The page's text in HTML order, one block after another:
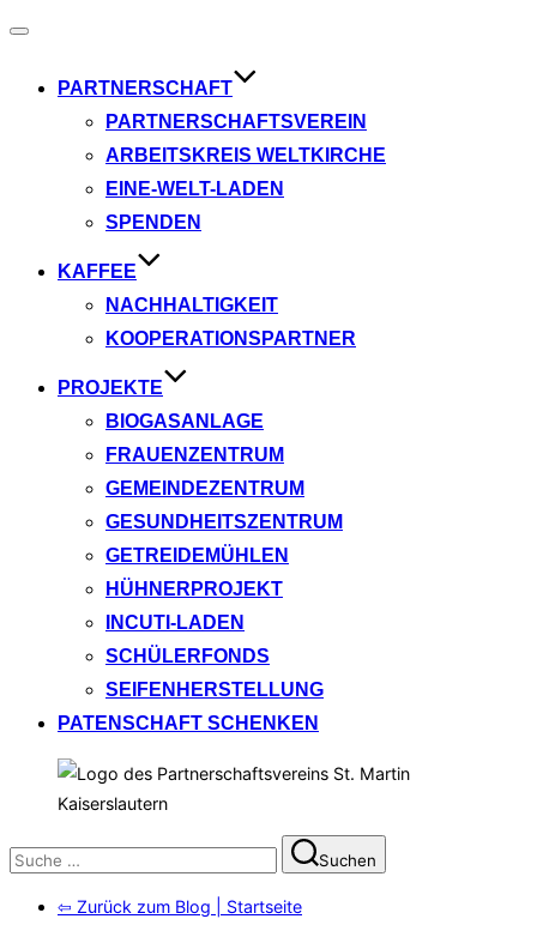
Navigation
PARTNERSCHAFT
PARTNERSCHAFTSVEREIN
ARBEITSKREIS WELTKIRCHE
EINE-WELT-LADEN
SPENDEN
KAFFEE
NACHHALTIGKEIT
KOOPERATIONSPARTNER
PROJEKTE
BIOGASANLAGE
FRAUENZENTRUM
GEMEINDEZENTRUM
GESUNDHEITSZENTRUM
GETREIDEMÜHLEN
HÜHNERPROJEKT
INCUTI-LADEN
SCHÜLERFONDS
SEIFENHERSTELLUNG
PATENSCHAFT SCHENKEN
Suchen
nach:
Suchen
⇦ Zurück zum Blog | Startseite